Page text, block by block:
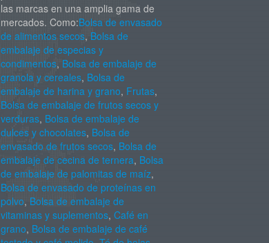
las marcas en una amplia gama de
mercados. Como:Bolsa de envasado
de alimentos secos, Bolsa de
embalaje de especias y
condimentos, Bolsa de embalaje de
granola y cereales, Bolsa de
embalaje de harina y grano, Frutas,
Bolsa de embalaje de frutos secos y
verduras, Bolsa de embalaje de
dulces y chocolates, Bolsa de
envasado de frutos secos, Bolsa de
embalaje de cecina de ternera, Bolsa
de embalaje de palomitas de maíz,
Bolsa de envasado de proteínas en
polvo, Bolsa de embalaje de
vitaminas y suplementos, Café en
grano, Bolsa de embalaje de café